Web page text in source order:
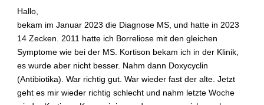
Hallo,
bekam im Januar 2023 die Diagnose MS, und hatte in 2023
14 Zecken. 2011 hatte ich Borreliose mit den gleichen
Symptome wie bei der MS. Kortison bekam ich in der Klinik,
es wurde aber nicht besser. Nahm dann Doxycyclin
(Antibiotika). War richtig gut. War wieder fast der alte. Jetzt
geht es mir wieder richtig schlecht und nahm letzte Woche
r
h
ö
h
?